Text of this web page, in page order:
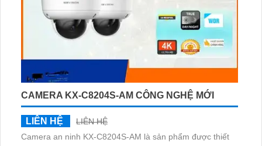
CAMERA KX-C8204S-AM CÔNG NGHỆ MỚI
LIÊN HỆ
LIÊN HỆ
Camera an ninh KX-C8204S-AM là sản phẩm được thiết